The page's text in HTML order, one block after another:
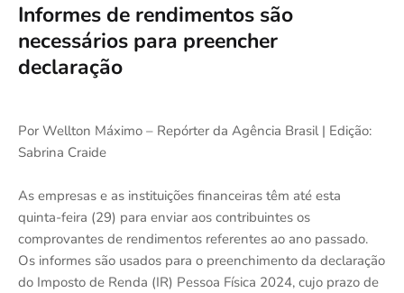
Informes de rendimentos são
necessários para preencher
declaração
Por Wellton Máximo – Repórter da Agência Brasil | Edição:
Sabrina Craide
As empresas e as instituições financeiras têm até esta
quinta-feira (29) para enviar aos contribuintes os
comprovantes de rendimentos referentes ao ano passado.
Os informes são usados para o preenchimento da declaração
do Imposto de Renda (IR) Pessoa Física 2024, cujo prazo de